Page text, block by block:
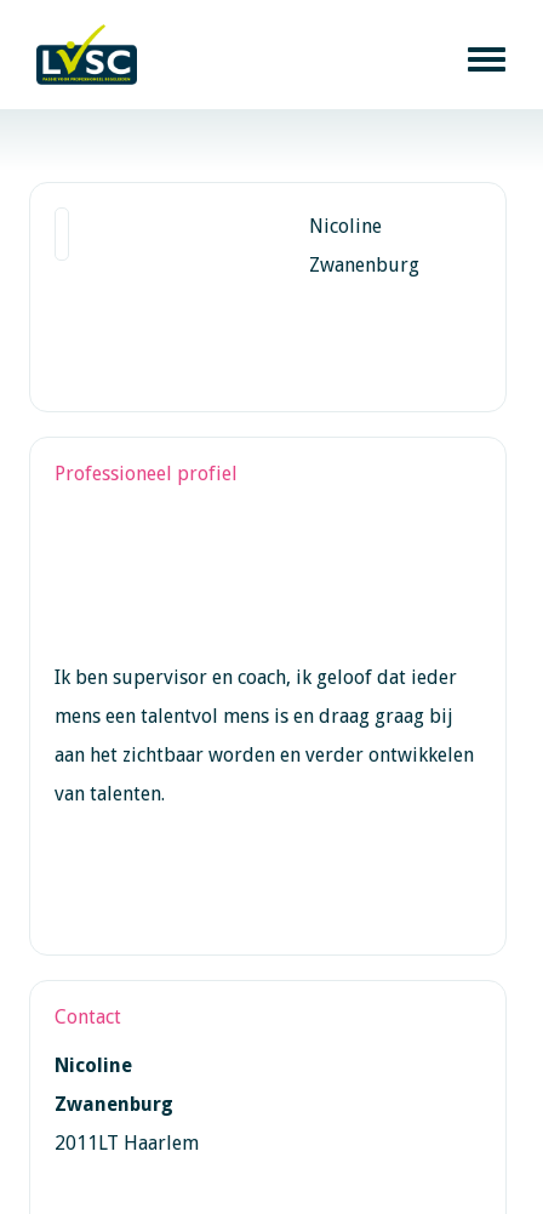
Nicoline
Zwanenburg
Professioneel profiel
Ik ben supervisor en coach, ik geloof dat ieder
mens een talentvol mens is en draag graag bij
aan het zichtbaar worden en verder ontwikkelen
van talenten.
Contact
Nicoline
Zwanenburg
2011LT Haarlem